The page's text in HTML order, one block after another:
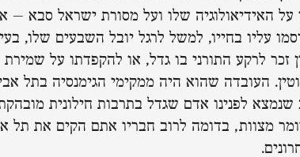
על האידיאולוגיה שלו ועל מסורת ישראל סבא –
עליו בחייו, למשל לרגל יובל השבעים שלו,
זכר לרקע התורני בו גדל, או להקפדתו על
העובדה שהוא היה ממקימי הגימנסיה בתל
שנמצא לפנינו אדם שגדל בתרבות חילונית
מצוות, בדומה לרוב חבריו אתם הקים את תל